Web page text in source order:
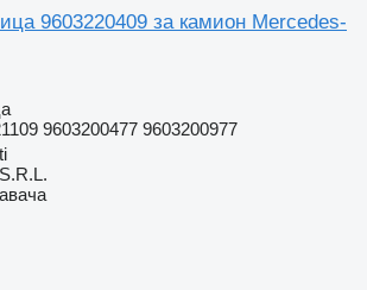
9603220409 за камион Mercedes-
9603200477 9603200977